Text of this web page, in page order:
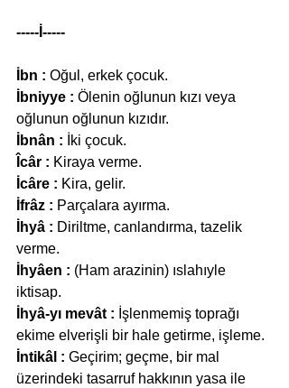
-----İ-----
İbn : Oğul, erkek çocuk.
İbniyye : Ölenin oğlunun kızı veya
oğlunun oğlunun kızıdır.
İbnân : İki çocuk.
Îcâr : Kiraya verme.
İcâre : Kira, gelir.
İfrâz : Parçalara ayırma.
İhyâ : Diriltme, canlandırma, tazelik
verme.
İhyâen : (Ham arazinin) ıslahıyle
iktisap.
İhyâ-yı mevât : İşlenmemiş toprağı
ekime elverişli bir hale getirme, işleme.
İntikâl : Geçirim; geçme, bir mal
üzerindeki tasarruf hakkının yasa ile